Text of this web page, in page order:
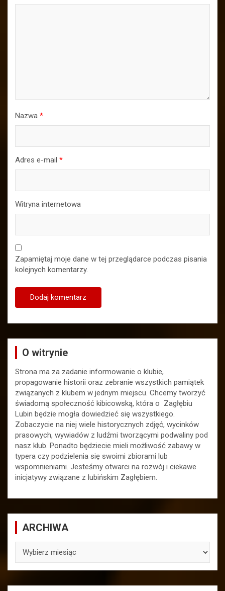
Nazwa *
Adres e-mail *
Witryna internetowa
Zapamiętaj moje dane w tej przeglądarce podczas pisania
kolejnych komentarzy.
O witrynie
Strona ma za zadanie informowanie o klubie,
propagowanie historii oraz zebranie wszystkich pamiątek
związanych z klubem w jednym miejscu. Chcemy tworzyć
świadomą społeczność kibicowską, która o Zagłębiu
Lubin będzie mogła dowiedzieć się wszystkiego.
Zobaczycie na niej wiele historycznych zdjęć, wycinków
prasowych, wywiadów z ludźmi tworzącymi podwaliny pod
nasz klub. Ponadto będziecie mieli możliwość zabawy w
typera czy podzielenia się swoimi zbiorami lub
wspomnieniami. Jesteśmy otwarci na rozwój i ciekawe
inicjatywy związane z lubińskim Zagłębiem.
ARCHIWA